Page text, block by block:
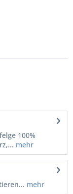
100%
mehr
mehr